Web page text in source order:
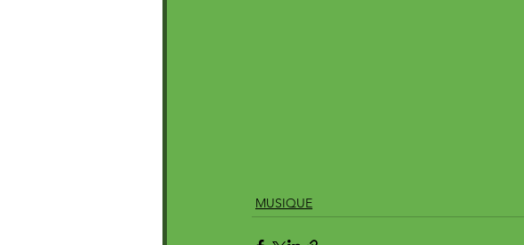
MUSIQUE